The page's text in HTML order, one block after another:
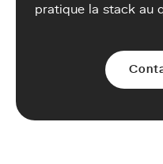
pratique la stack au